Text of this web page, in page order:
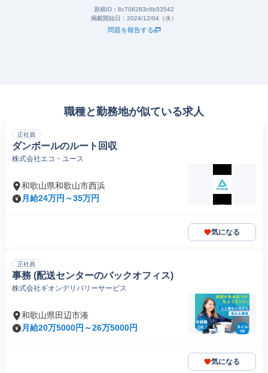
原稿ID： 8c708283c6b53542
掲載開始日： 2024/12/04（水）
問題を報告する
職種と勤務地が似ている求人
正社員
ダンボールのルート回収
株式会社エコ・ユース
和歌山県和歌山市西浜
月給24万円～35万円
気になる
正社員
事務 (配送センターのバックオフィス)
株式会社ギオンデリバリーサービス
和歌山県田辺市湊
月給20万5000円～26万5000円
気になる